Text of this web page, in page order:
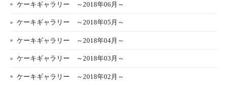
ケーキギャラリー ～2018年06月～
ケーキギャラリー ～2018年05月～
ケーキギャラリー ～2018年04月～
ケーキギャラリー ～2018年03月～
ケーキギャラリー ～2018年02月～